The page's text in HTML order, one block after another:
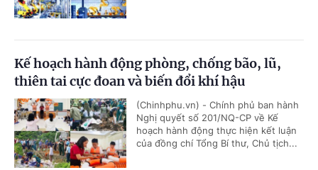
Kế hoạch hành động phòng, chống bão, lũ,
thiên tai cực đoan và biến đổi khí hậu
(Chinhphu.vn) - Chính phủ ban hành
Nghị quyết số 201/NQ-CP về Kế
hoạch hành động thực hiện kết luận
của đồng chí Tổng Bí thư, Chủ tịch...